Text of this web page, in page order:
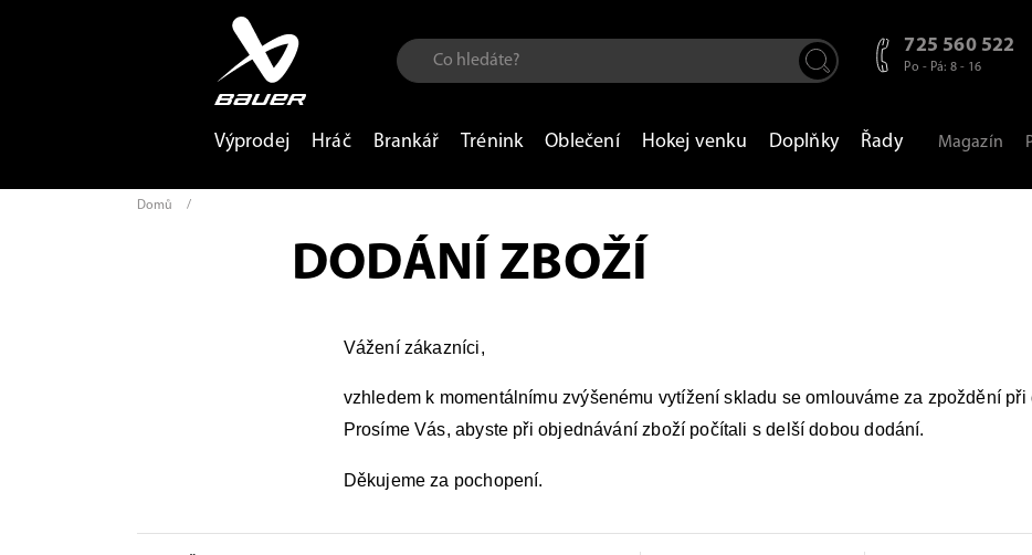
725 560 522
Po - Pá: 8 - 16
Výprodej Hráč Brankář Trénink Oblečení Hokej venku Doplňky Řady Magazín
Domů /
DODÁNÍ ZBOŽÍ
Vážení zákazníci,
vzhledem k momentálnímu zvýšenému vytížení skladu se omlouváme za zpoždění při
Prosíme Vás, abyste při objednávání zboží počítali s delší dobou dodání.
Děkujeme za pochopení.